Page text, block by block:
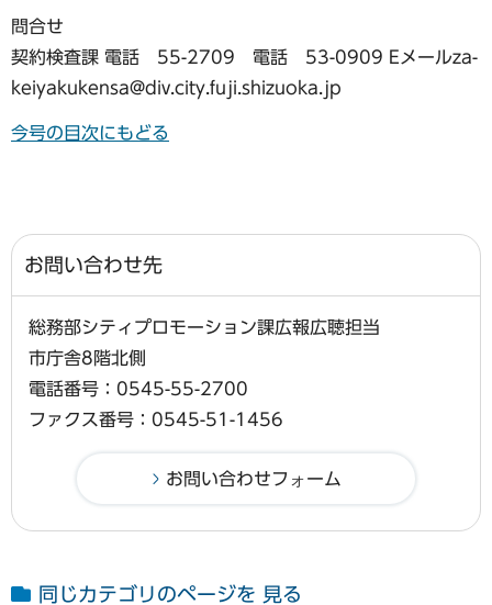
問合せ
契約検査課 電話 55-2709 電話 53-0909 Eメールza-
keiyakukensa@div.city.fuji.shizuoka.jp
今号の目次にもどる
お問い合わせ先
総務部シティプロモーション課広報広聴担当
市庁舎8階北側
電話番号：0545-55-2700
ファクス番号：0545-51-1456
同じカテゴリのページを 見る